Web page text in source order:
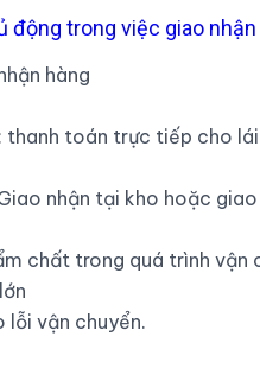
động trong việc giao
hàng
toán trực tiếp cho
nhận tại kho hoặc
chất trong quá trình vận
lỗi vận chuyển.